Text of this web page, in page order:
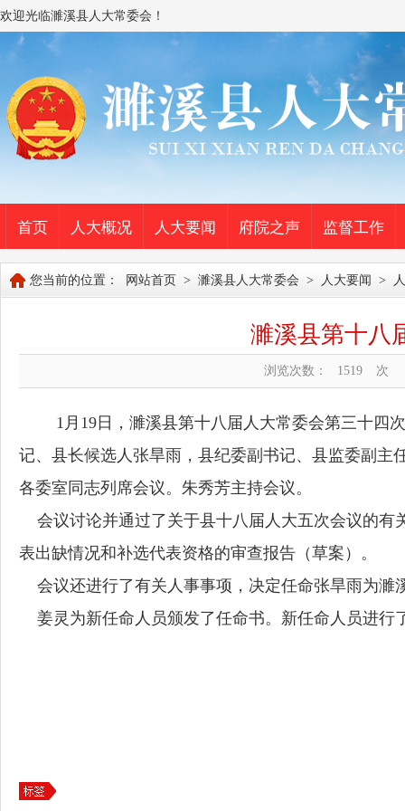
欢迎光临濉溪县人大常委会！
首页 人大概况 人大要闻 府院之声 监督工作
您当前的位置： 网站首页 > 濉溪县人大常委会 > 人大要闻 >
濉溪县第十八
浏览次数： 1519 次
1月19日，濉溪县第十八届人大常委会第三十四
记、县长候选人张旱雨，县纪委副书记、县监委副
各委室同志列席会议。朱秀芳主持会议。
会议讨论并通过了关于县十八届人大五次会议的有
表出缺情况和补选代表资格的审查报告（草案）。
会议还进行了有关人事事项，决定任命张旱雨为濉
姜灵为新任命人员颁发了任命书。新任命人员进行